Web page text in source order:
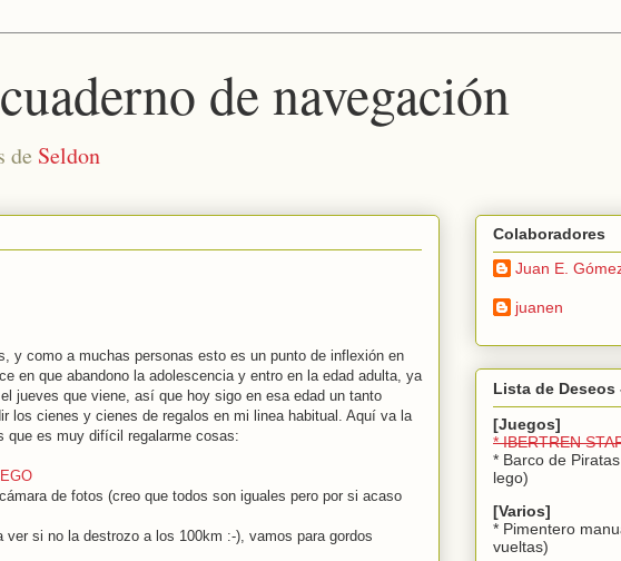
de navegación
de Seldon
y como a muchas personas esto es un punto de inflexión en
en que abandono la adolescencia y entro en la edad adulta, ya
jueves que viene, así que hoy sigo en esa edad un tanto
los cienes y cienes de regalos en mi linea habitual. Aquí va la
que es muy difícil regalarme cosas:
de fotos (creo que todos son iguales pero por si acaso
ver si no la destrozo a los 100km :-), vamos para gordos
Colaboradores
Juan E.
juanen
Lista de Deseos
[Juegos]
* IBERTREN
* Barco de
lego)
[Varios]
* Pimentero
vueltas)